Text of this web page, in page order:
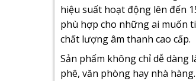
hiệu suất hoạt động lên đến
phù hợp cho những ai muốn
chất lượng âm thanh cao cấp.
Sản phẩm không chỉ dễ dàng
phê, văn phòng hay nhà